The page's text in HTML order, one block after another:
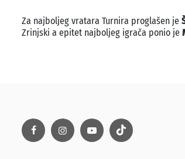
Za najboljeg vratara Turnira proglašen je
Zrinjski a epitet najboljeg igrača ponio je